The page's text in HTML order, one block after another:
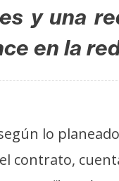
y una
en la
lo
contrato,